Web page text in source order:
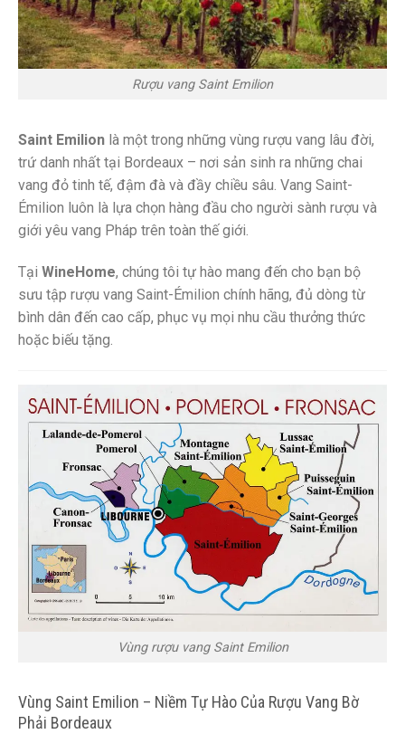
Rượu vang Saint Emilion
Saint Emilion là một trong những vùng rượu vang lâu đời,
trứ danh nhất tại Bordeaux – nơi sản sinh ra những chai
vang đỏ tinh tế, đậm đà và đầy chiều sâu. Vang Saint-
Émilion luôn là lựa chọn hàng đầu cho người sành rượu và
giới yêu vang Pháp trên toàn thế giới.
Tại WineHome, chúng tôi tự hào mang đến cho bạn bộ
sưu tập rượu vang Saint-Émilion chính hãng, đủ dòng từ
bình dân đến cao cấp, phục vụ mọi nhu cầu thưởng thức
hoặc biếu tặng.
Vùng rượu vang Saint Emilion
Vùng Saint Emilion – Niềm Tự Hào Của Rượu Vang Bờ
Phải Bordeaux